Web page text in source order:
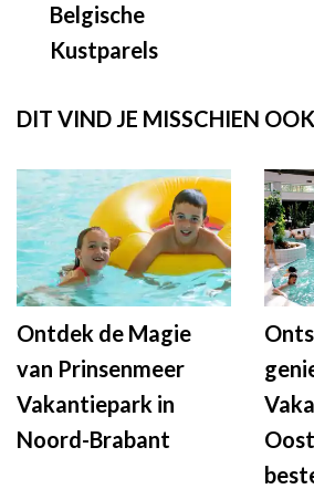
Belgische
Kustparels
DIT VIND JE MISSCHIEN
Ontdek de Magie
van Prinsenmeer
Vakantiepark in
Noord-Brabant